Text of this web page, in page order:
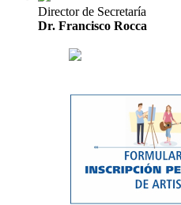
Director de Secretaría
Dr. Francisco Rocca